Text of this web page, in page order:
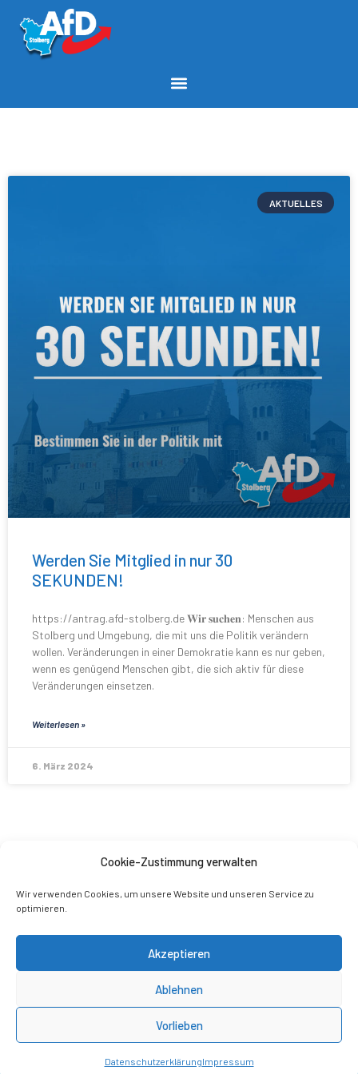
Cookie-Zustimmung verwalten
Wir verwenden Cookies, um unsere Website und unseren Service zu
optimieren.
Akzeptieren
Ablehnen
Vorlieben
DatenschutzerklärungImpressum
AKTUELLES
Werden Sie Mitglied in nur 30
SEKUNDEN!
https://antrag.afd-stolberg.de 𝐖𝐢𝐫 𝐬𝐮𝐜𝐡𝐞𝐧: Menschen aus
Stolberg und Umgebung, die mit uns die Politik verändern
wollen. Veränderungen in einer Demokratie kann es nur geben,
wenn es genügend Menschen gibt, die sich aktiv für diese
Veränderungen einsetzen.
Weiterlesen »
6. März 2024
© 2026 Alternative für Deutschland
Datenschutz